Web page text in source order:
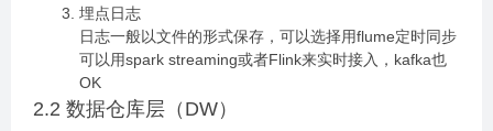
埋点日志
日志一般以文件的形式保存，可以选择用flume定时同步
可以用spark streaming或者Flink来实时接入，kafka也
OK
2.2 数据仓库层（DW）